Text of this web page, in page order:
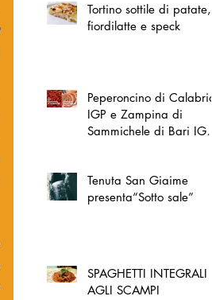
Tortino sottile di patate,
fiordilatte e speck
Peperoncino di Calabria
IGP e Zampina di
Sammichele di Bari IGP
Tenuta San Giaime
presenta“Sotto sale”
SPAGHETTI INTEGRALI
AGLI SCAMPI